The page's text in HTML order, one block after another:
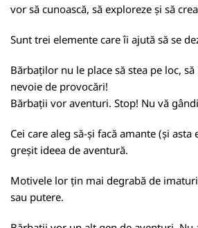
vor să cunoască, să exploreze și să
Sunt trei elemente care îi ajută să se
Bărbaților nu le place să stea pe loc, să
nevoie de provocări!
Bărbații vor aventuri. Stop! Nu vă
Cei care aleg să-și facă amante (și
greșit ideea de aventură.
Motivele lor țin mai degrabă de
sau putere.